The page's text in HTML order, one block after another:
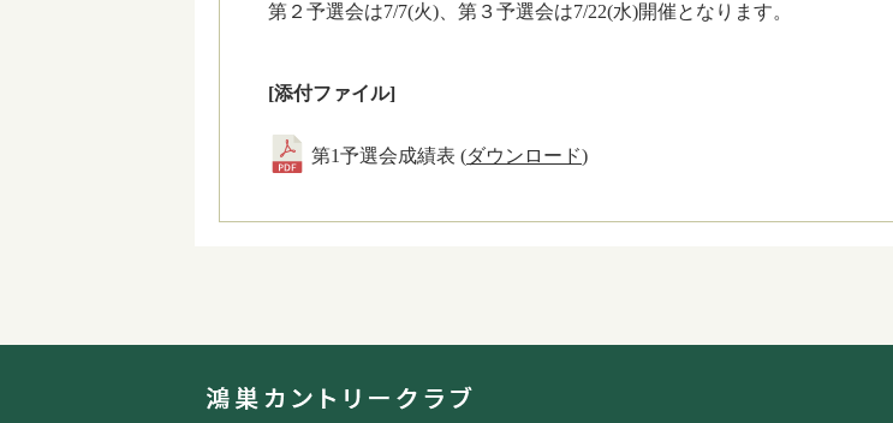
第２予選会は7/7(火)、第３予選会は7/22(水)開催となります。
[添付ファイル]
第1予選会成績表 (ダウンロード)